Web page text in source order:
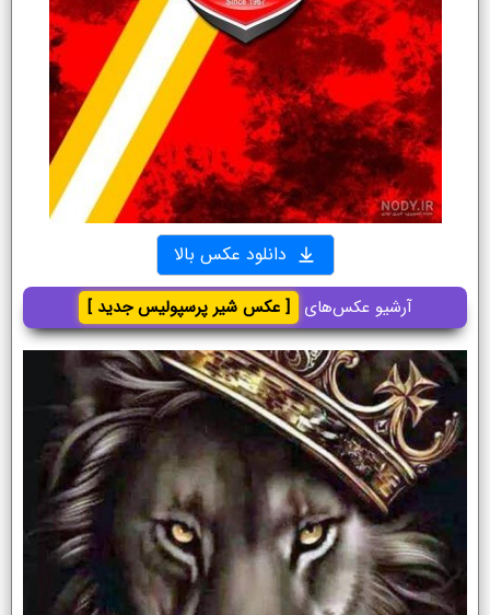
دانلود عکس بالا
آرشیو عکس‌های [ عکس شیر پرسپولیس جدید ]